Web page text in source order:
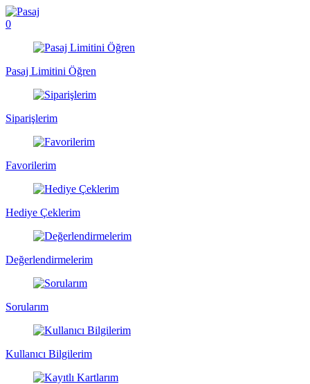
0
Pasaj Limitini Öğren
Siparişlerim
Favorilerim
Hediye Çeklerim
Değerlendirmelerim
Sorularım
Kullanıcı Bilgilerim